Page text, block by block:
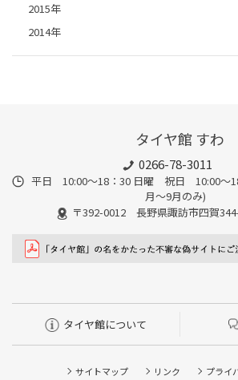
2015年
2014年
タイヤ館 すわ
0266-78-3011
平日 10:00〜18：30 日曜 祝日 10:00〜
月〜9月のみ)
〒392-0012 長野県諏訪市四賀
タイヤ館について
サイトマップ リンク
プライ